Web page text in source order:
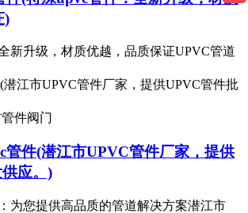
)
新升级，材质优越，品质保证UPVC管道
件阀门
管件(潜江市UPVC管件厂家，提供
应。)
为您提供高品质的管道解决方案潜江市